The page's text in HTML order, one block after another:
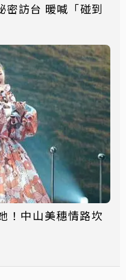
密訪台 暖喊「碰到
！中山美穗情路坎